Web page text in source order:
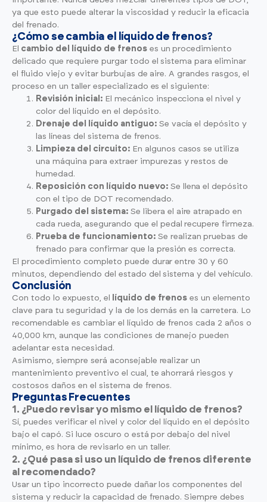
ya que esto puede alterar la viscosidad y reducir la eficacia
del frenado.
¿Cómo se cambia el líquido de frenos?
El cambio del líquido de frenoses un procedimiento
delicado que requiere purgar todo el sistema para eliminar
el fluido viejo y evitar burbujas de aire. A grandes rasgos, el
proceso en un taller especializado es el siguiente:
Revisión inicial:El mecánico inspecciona el nivel y
color del líquido en el depósito.
Drenaje del líquido antiguo:Se vacía el depósito y
las líneas del sistema de frenos.
Limpieza del circuito:En algunos casos se utiliza
una máquina para extraer impurezas y restos de
humedad.
Reposición con líquido nuevo:Se llena el depósito
con el tipo de DOT recomendado.
Purgado del sistema:Se libera el aire atrapado en
cada rueda, asegurando que el pedal recupere firmeza.
Prueba de funcionamiento:Se realizan pruebas de
frenado para confirmar que la presión es correcta.
El procedimiento completo puede durar entre 30 y 60
minutos, dependiendo del estado del sistema y del vehículo.
Conclusión
Con todo lo expuesto, el líquido de frenos es un elemento
clave para tu seguridad y la de los demás en la carretera. Lo
recomendable es cambiar el líquido de frenos cada 2 años o
40,000 km, aunque las condiciones de manejo pueden
adelantar esta necesidad.
Asimismo, siempre será aconsejable realizar un
mantenimiento preventivo el cual, te ahorrará riesgos y
costosos daños en el sistema de frenos.
Preguntas Frecuentes
1. ¿Puedo revisar yo mismo el líquido de frenos?
Sí, puedes verificar el nivel y color del líquido en el depósito
bajo el capó. Si luce oscuro o está por debajo del nivel
mínimo, es hora de revisarlo en un taller.
2. ¿Qué pasa si uso un líquido de frenos diferente
al recomendado?
Usar un tipo incorrecto puede dañar los componentes del
sistema y reducir la capacidad de frenado. Siempre debes